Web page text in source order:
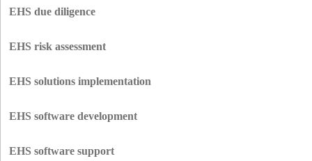
políticas, tecnologia e cultura com as normas da indústria, identificamos as
lacunas e apresentamos um plano de ação classificado que reduz as taxas
EHS due diligence
o Innowise aprofunda-se na auditoria de licenças, responsabilidades e
EHS risk assessment
especialistas mapeiam os perigos, realizam avaliações ISO 31000 e
constroem uma matriz de controlo clara para uma rápida redução dos
EHS solutions implementation
sistemas ERP, RH, SCADA e IoT. A nossa equipa migra os seus dados
antigos, valida todos os fluxos de trabalho e coloca-o em funcionamento
EHS software development
suficiente, criamos soluções EHS como portais de incidentes, rastreadores
EHS software support